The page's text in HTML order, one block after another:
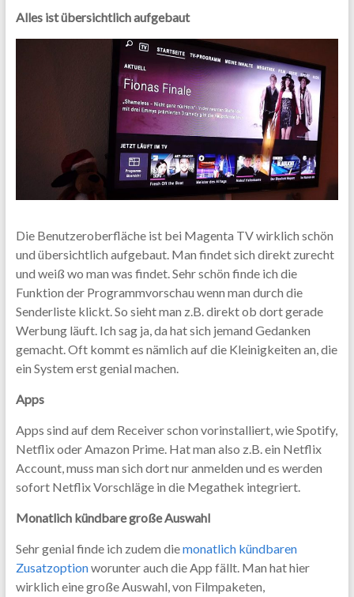
Alles ist übersichtlich aufgebaut
Die Benutzeroberfläche ist bei Magenta TV wirklich schön
und übersichtlich aufgebaut. Man findet sich direkt zurecht
und weiß wo man was findet. Sehr schön finde ich die
Funktion der Programmvorschau wenn man durch die
Senderliste klickt. So sieht man z.B. direkt ob dort gerade
Werbung läuft. Ich sag ja, da hat sich jemand Gedanken
gemacht. Oft kommt es nämlich auf die Kleinigkeiten an, die
ein System erst genial machen.
Apps
Apps sind auf dem Receiver schon vorinstalliert, wie Spotify,
Netflix oder Amazon Prime. Hat man also z.B. ein Netflix
Account, muss man sich dort nur anmelden und es werden
sofort Netflix Vorschläge in die Megathek integriert.
Monatlich kündbare große Auswahl
Sehr genial finde ich zudem diemonatlich kündbaren
Zusatzoptionworunter auch die App fällt. Man hat hier
wirklich eine große Auswahl, von Filmpaketen,